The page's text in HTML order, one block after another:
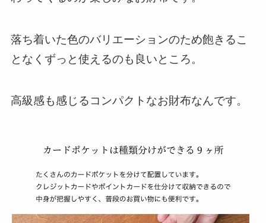
落ち着いた色のバリエーションのため飽きるこ
となくずっと使えるのも良いところ。
高級感も感じるコンパクトなお財布なんです。